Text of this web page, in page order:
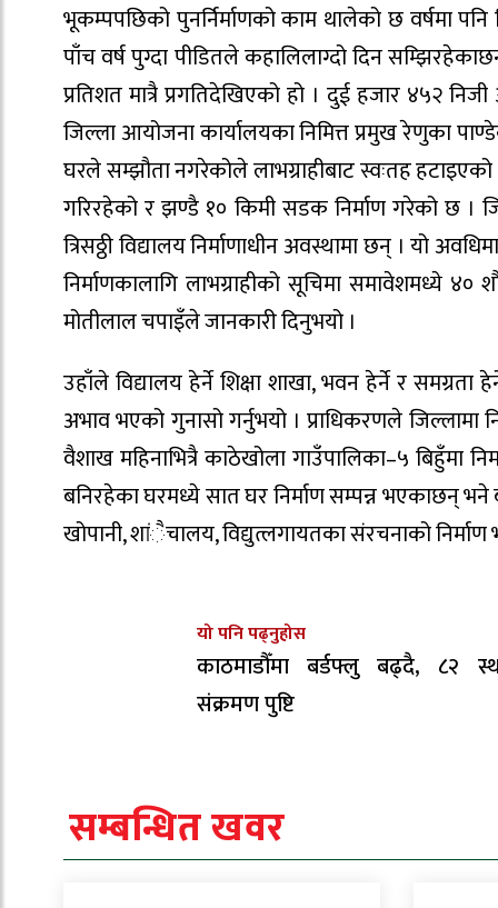
भूकम्पपछिको पुनर्निर्माणको काम थालेको छ वर्षमा
पाँच वर्ष पुग्दा पीडितले कहालिलाग्दो दिन
प्रतिशत मात्रै प्रगतिदेखिएको हो । दुई हजार ४५२
जिल्ला आयोजना कार्यालयका निमित्त प्रमुख रेणुका
घरले सम्झौता नगरेकोले लाभग्राहीबाट स्वःतह
गरिरहेको र झण्डै १० किमी सडक निर्माण गरेको छ ।
त्रिसठ्ठी विद्यालय निर्माणाधीन अवस्थामा छन् । यो
निर्माणकालागि लाभग्राहीको सूचिमा समावेशमध्ये
मोतीलाल चपाइँले जानकारी दिनुभयो ।
उहाँले विद्यालय हेर्ने शिक्षा शाखा, भवन हेर्ने र
अभाव भएको गुनासो गर्नुभयो । प्राधिकरणले
वैशाख महिनाभित्रै काठेखोला गाउँपालिका–५ बिहुँमा
बनिरहेका घरमध्ये सात घर निर्माण सम्पन्न भएकाछन्
खोपानी, शांैचालय, विद्युत्लगायतका संरचनाको
यो पनि पढ्नुहोस
काठमाडौँमा बर्डफ्लु बढ्दै, ८२
संक्रमण पुष्टि
सम्बन्धित खवर